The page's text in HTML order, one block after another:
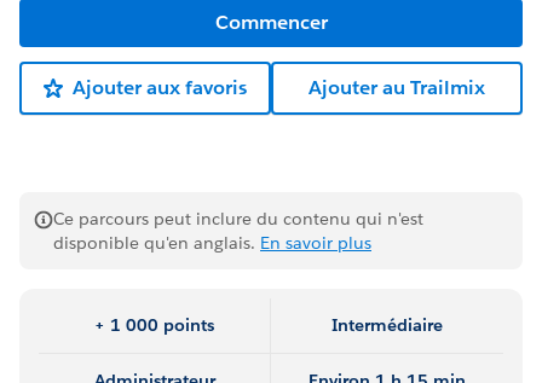
Commencer
Ajouter aux favoris Ajouter au Trailmix
Ce parcours peut inclure du contenu qui n'est
disponible qu'en anglais. En savoir plus
+ 1 000 points Intermédiaire